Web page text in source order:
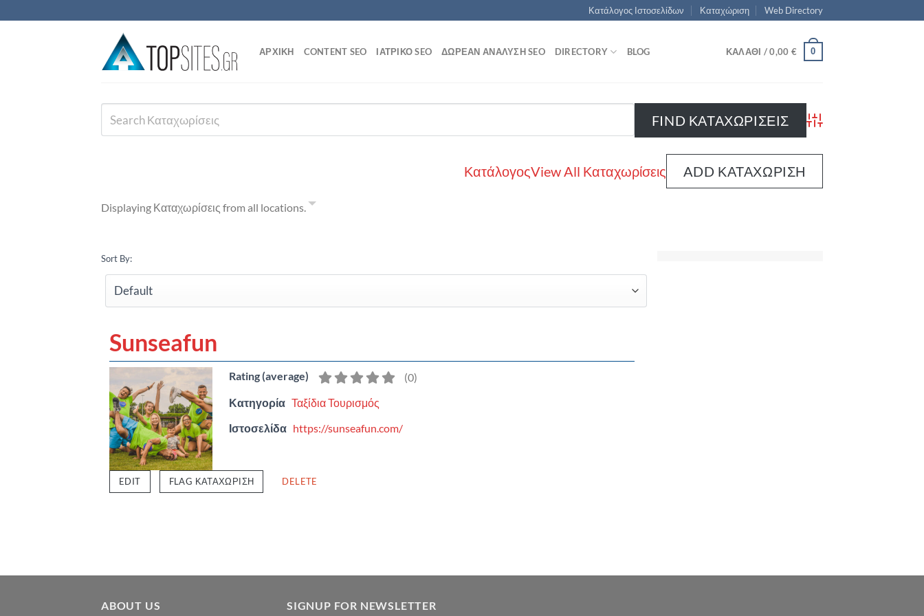
στο
Κατάλογος Ιστοσελίδων Καταχώριση Web Directory
ΑΡΧΙΚΗ CONTENT SEO ΙΑΤΡΙΚΌ SEO ΔΩΡΕΆΝ ΑΝΆΛΥΣΗ SEO DIRECTORY BLOG ΚΑΛΆΘΙ /0,00 € 0
Advanced Search
ΚατάλογοςView All Καταχωρίσεις ADD ΚΑΤΑΧΏΡΙΣΗ
Displaying Καταχωρίσεις from all locations.
Sort By:
Sunseafun
Rating (average) (0)
Κατηγορία Ταξίδια Τουρισμός
Ιστοσελίδα https://sunseafun.com/
EDIT FLAG ΚΑΤΑΧΏΡΙΣΗ DELETE
ABOUT US SIGNUP FOR NEWSLETTER